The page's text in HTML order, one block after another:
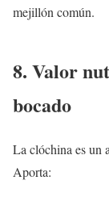
mejillón común.
8. Valor
bocado
La clóchina es un
Aporta: